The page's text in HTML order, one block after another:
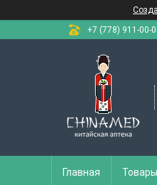
+7 (778) 911-00-
Главная